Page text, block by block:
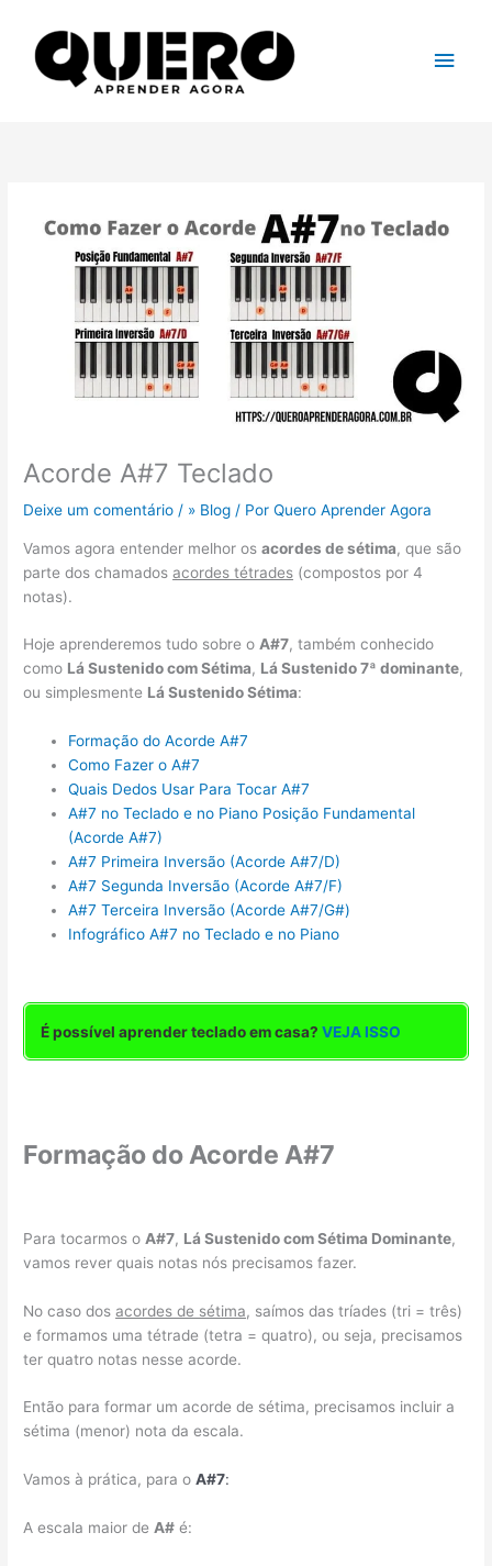
conteúdo
Acorde A#7 Teclado
Deixe um comentário / » Blog / PorQuero Aprender Agora
Vamos agora entender melhor osacordes de sétima, que são
parte dos chamadosacordes tétrades (compostos por 4
notas).
Hoje aprenderemos tudo sobre oA#7, também conhecido
como Lá Sustenido com Sétima, Lá Sustenido 7ª dominante,
ou simplesmente Lá Sustenido Sétima:
Formação do Acorde A#7
Como Fazer o A#7
Quais Dedos Usar Para Tocar A#7
A#7 no Teclado e no Piano Posição Fundamental
(Acorde A#7)
A#7 Primeira Inversão (Acorde A#7/D)
A#7 Segunda Inversão (Acorde A#7/F)
A#7 Terceira Inversão (Acorde A#7/G#)
Infográfico A#7 no Teclado e no Piano
É possível aprender teclado em casa? VEJA ISSO
Formação do Acorde A#7
Para tocarmos o A#7, Lá Sustenido com Sétima Dominante,
vamos rever quais notas nós precisamos fazer.
No caso dosacordes de sétima, saímos das tríades (tri = três)
e formamos uma tétrade (tetra = quatro), ou seja, precisamos
ter quatro notas nesse acorde.
Então para formar um acorde de sétima, precisamos incluir a
sétima (menor) nota da escala.
Vamos à prática, para oA#7:
A escala maior de A# é: